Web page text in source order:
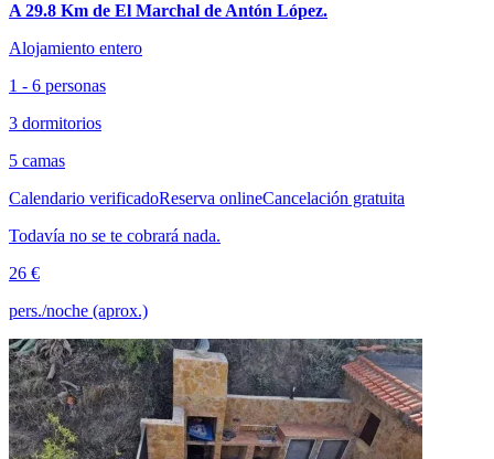
A 29.8 Km de El Marchal de Antón López.
Alojamiento entero
1 - 6 personas
3 dormitorios
5 camas
Calendario verificadoReserva onlineCancelación gratuita
Todavía no se te cobrará nada.
26 €
pers./noche (aprox.)